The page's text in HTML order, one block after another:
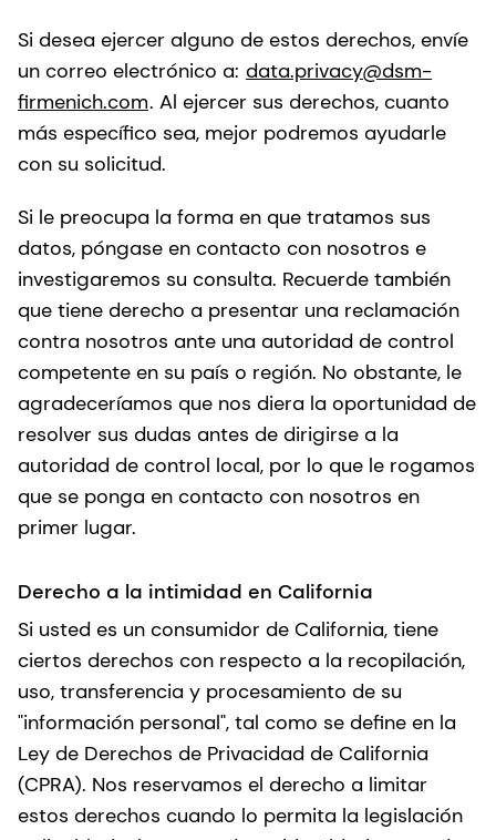
Si desea ejercer alguno de estos derechos, envíe
un correo electrónico a: data.privacy@dsm-
firmenich.com. Al ejercer sus derechos, cuanto
más específico sea, mejor podremos ayudarle
con su solicitud.
Si le preocupa la forma en que tratamos sus
datos, póngase en contacto con nosotros e
investigaremos su consulta. Recuerde también
que tiene derecho a presentar una reclamación
contra nosotros ante una autoridad de control
competente en su país o región. No obstante, le
agradeceríamos que nos diera la oportunidad de
resolver sus dudas antes de dirigirse a la
autoridad de control local, por lo que le rogamos
que se ponga en contacto con nosotros en
primer lugar.
Derecho a la intimidad en California
Si usted es un consumidor de California, tiene
ciertos derechos con respecto a la recopilación,
uso, transferencia y procesamiento de su
"información personal", tal como se define en la
Ley de Derechos de Privacidad de California
(CPRA). Nos reservamos el derecho a limitar
estos derechos cuando lo permita la legislación